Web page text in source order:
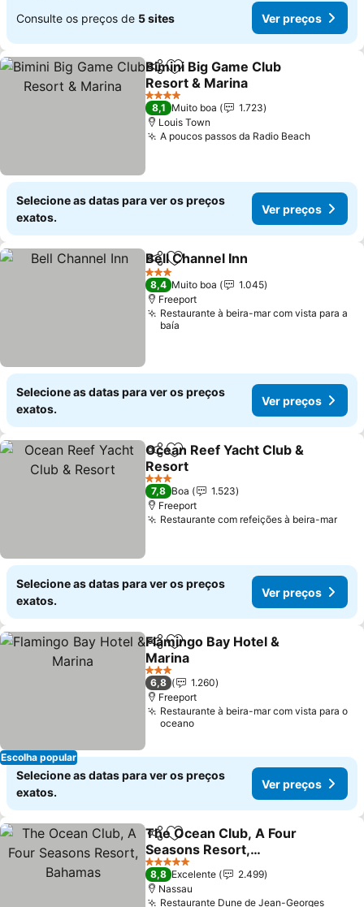
Consulte os preços de 5 sites Ver preços
PartilharAdicionar aos favoritos
Bimini Big Game Club
Resort & Marina
4 Estrelas
8,1 Muito boa
1.723
Louis Town
A poucos passos da Radio Beach
Selecione as datas para ver os preços
exatos.
Ver preços
PartilharAdicionar aos favoritos
Bell Channel Inn
3 Estrelas
8,4 Muito boa
1.045
Freeport
Restaurante à beira-mar com vista para a
baía
Selecione as datas para ver os preços
exatos.
Ver preços
PartilharAdicionar aos favoritos
Ocean Reef Yacht Club &
Resort
3 Estrelas
7,8 Boa
1.523
Freeport
Restaurante com refeições à beira-mar
Selecione as datas para ver os preços
exatos.
Ver preços
Escolha popular
PartilharAdicionar aos favoritos
Flamingo Bay Hotel &
Marina
3 Estrelas
6,8
1.260
Freeport
Restaurante à beira-mar com vista para o
oceano
Selecione as datas para ver os preços
exatos.
Ver preços
PartilharAdicionar aos favoritos
The Ocean Club, A Four
Seasons Resort,
Bahamas
5 Estrelas
8,8 Excelente
2.499
Nassau
Restaurante Dune de Jean-Georges